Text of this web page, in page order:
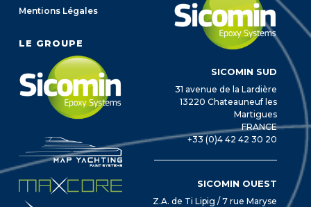
Mentions Légales
LE GROUPE
SICOMIN SUD
31 avenue de la Lardière
13220 Chateauneuf les
Martigues
FRANCE
+33 (0)4 42 42 30 20
SICOMIN OUEST
Z.A. de Ti Lipig / 7 rue Maryse